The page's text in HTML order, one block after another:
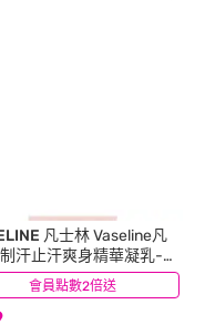
會員點數2倍送
凡士林Vaseline凡
汗止汗爽身精華凝乳-勻
30ml
(1)